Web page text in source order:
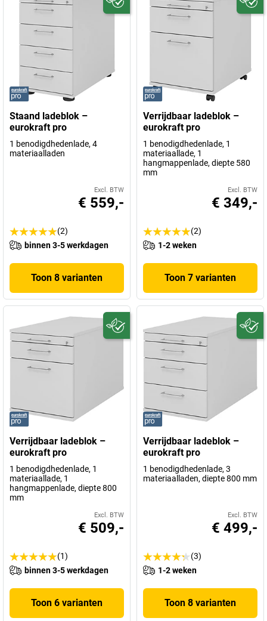
Staand ladeblok –
eurokraft pro
1 benodigdhedenlade, 4
materiaalladen
Excl. BTW
€ 559,-
(2)
binnen 3-5 werkdagen
Toon 8 varianten
Verrijdbaar ladeblok –
eurokraft pro
1 benodigdhedenlade, 1
materiaallade, 1
hangmappenlade, diepte 580
mm
Excl. BTW
€ 349,-
(2)
1-2 weken
Toon 7 varianten
Verrijdbaar ladeblok –
eurokraft pro
1 benodigdhedenlade, 1
materiaallade, 1
hangmappenlade, diepte 800
mm
Excl. BTW
€ 509,-
(1)
binnen 3-5 werkdagen
Toon 6 varianten
Verrijdbaar ladeblok –
eurokraft pro
1 benodigdhedenlade, 3
materiaalladen, diepte 800 mm
Excl. BTW
€ 499,-
(3)
1-2 weken
Toon 8 varianten